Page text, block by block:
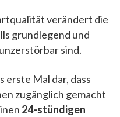
verändert die
grundlegend und
sind.
erste Mal dar, dass
zugänglich gemacht
24-stündigen